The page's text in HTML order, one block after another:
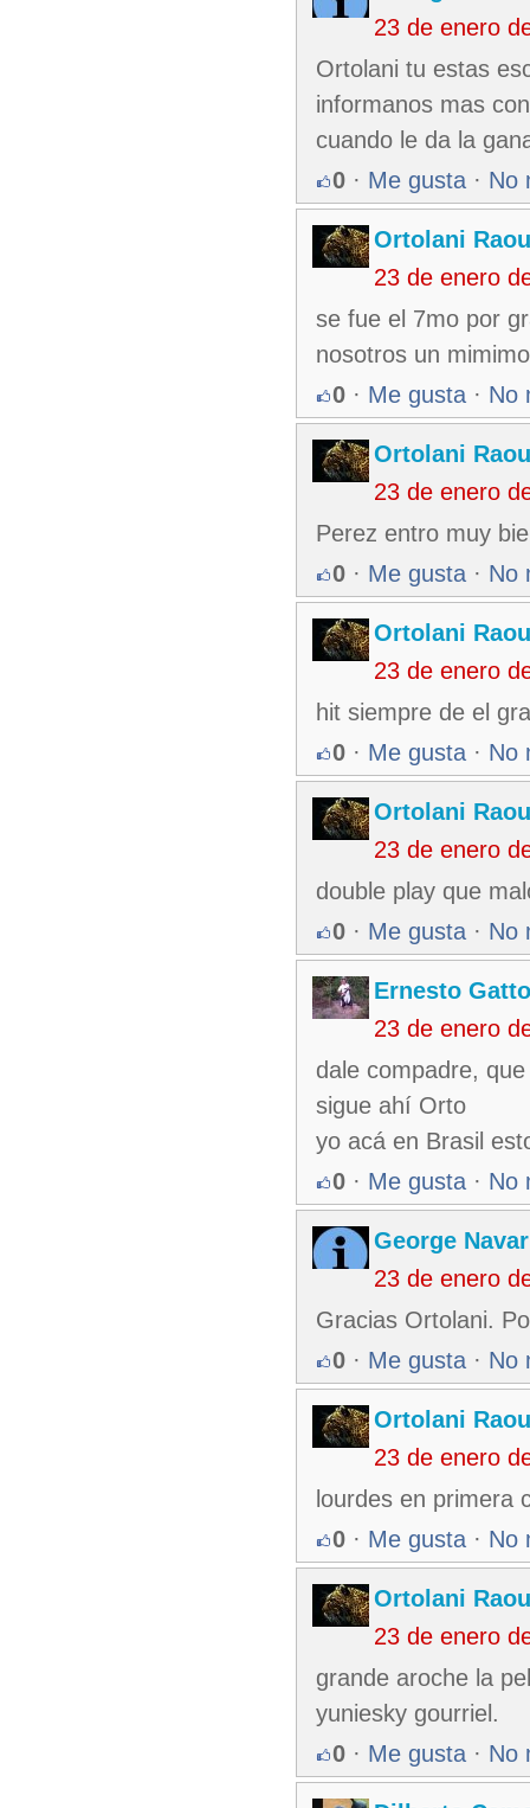
23 de enero
Ortolani tu estas
informanos mas
cuando le da la
0 · Me gusta · No
Ortolani
23 de enero
se fue el 7mo por
nosotros un
0 · Me gusta · No
Ortolani
23 de enero
Perez entro muy
0 · Me gusta · No
Ortolani
23 de enero
hit siempre de el
0 · Me gusta · No
Ortolani
23 de enero
double play que
0 · Me gusta · No
Ernesto
23 de enero
dale compadre,
sigue ahí Orto
yo acá en Brasil
0 · Me gusta · No
George
23 de enero
Gracias Ortolani.
0 · Me gusta · No
Ortolani
23 de enero
lourdes en primera
0 · Me gusta · No
Ortolani
23 de enero
grande aroche la
yuniesky gourriel.
0 · Me gusta · No